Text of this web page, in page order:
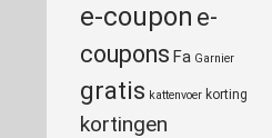
e-coupon e-
coupons Fa Garnier
gratis kattenvoer korting
kortingen